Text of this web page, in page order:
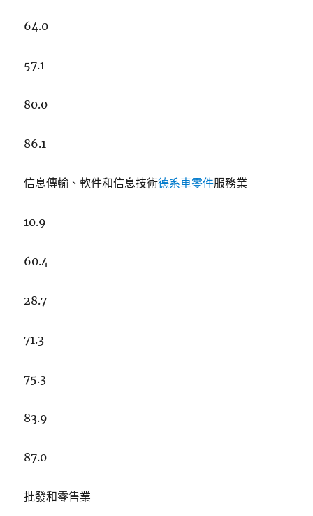
64.0
57.1
80.0
86.1
信息傳輸、軟件和信息技術德系車零件服務業
10.9
60.4
28.7
71.3
75.3
83.9
87.0
批發和零售業